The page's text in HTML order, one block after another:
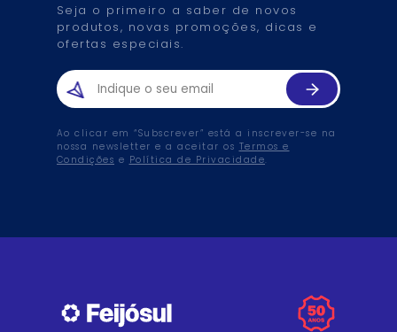
Seja o primeiro a saber de novos
produtos, novas promoções, dicas e
ofertas especiais.
Ao clicar em “Subscrever” está a inscrever-se na
nossa newsletter e a aceitar os Termos e
Condições e Política de Privacidade.